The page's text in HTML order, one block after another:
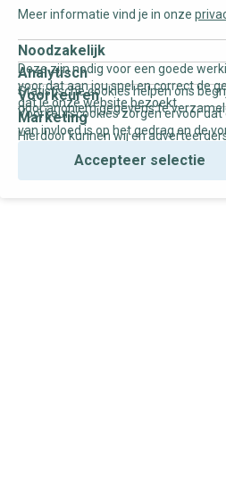
Meer informatie vind je in onze
Noodzakelijk
Deze zijn nodig voor een goede
voor dat aan jou snel en correct de
dat je onze website bezoekt.
Analytisch
Statistische cookies helpen ons
door anoniem gegevens te
Voorkeuren
Voorkeurscookies zorgen ervoor
van invloed is op het gedrag en de
Marketing
Hierdoor kunnen wij en
gepersonaliseerde online
Accepteer selectie